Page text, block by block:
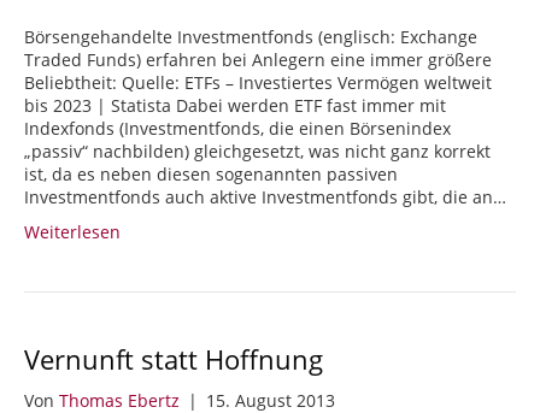
Börsengehandelte Investmentfonds (englisch: Exchange
Traded Funds) erfahren bei Anlegern eine immer größere
Beliebtheit: Quelle: ETFs – Investiertes Vermögen weltweit
bis 2023 | Statista Dabei werden ETF fast immer mit
Indexfonds (Investmentfonds, die einen Börsenindex
„passiv“ nachbilden) gleichgesetzt, was nicht ganz korrekt
ist, da es neben diesen sogenannten passiven
Investmentfonds auch aktive Investmentfonds gibt, die an…
Weiterlesen
Vernunft statt Hoffnung
Von Thomas Ebertz | 15. August 2013